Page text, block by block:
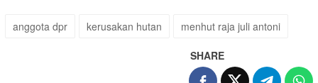
anggota dpr kerusakan hutan menhut raja juli antoni
SHARE